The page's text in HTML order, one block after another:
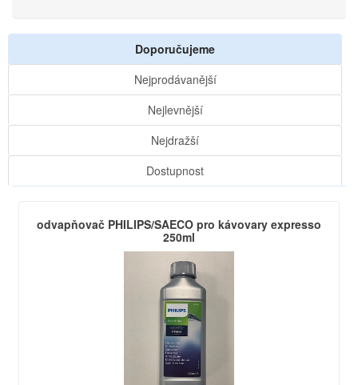
Doporučujeme
Nejprodávanější
Nejlevnější
Nejdražší
Dostupnost
odvapňovač PHILIPS/SAECO pro kávovary expresso
250ml